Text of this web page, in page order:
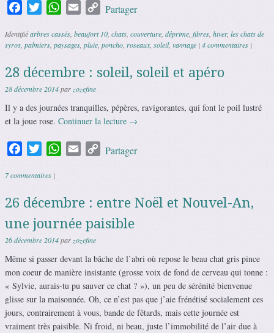
FacebookTwitterWhatsApp
Email Copy
Partager
Identifiéarbres cassés, beaufort 10, chats, couverture, déprime, fibres, hiver, les chats de
syros, palmiers, paysages, pluie, poncho, roseaux, soleil, vannage | 4 commentaires |
28 décembre : soleil, soleil et apéro
28 décembre 2014parzozefine
Il y a des journées tranquilles, pépères, ravigorantes, qui font le poil lustré
et la joue rose. Continuer la lecture →
FacebookTwitterWhatsApp
Email Copy
Partager
7 commentaires |
26 décembre : entre Noël et Nouvel-An,
une journée paisible
26 décembre 2014parzozefine
Même si passer devant la bâche de l’abri où repose le beau chat gris pince
mon coeur de manière insistante (grosse voix de fond de cerveau qui tonne :
« Sylvie, aurais-tu pu sauver ce chat ? »), un peu de sérénité bienvenue
glisse sur la maisonnée. Oh, ce n’est pas que j’aie frénétisé socialement ces
jours, contrairement à vous, bande de fêtards, mais cette journée est
vraiment très paisible. Ni froid, ni beau, juste l’immobilité de l’air due à